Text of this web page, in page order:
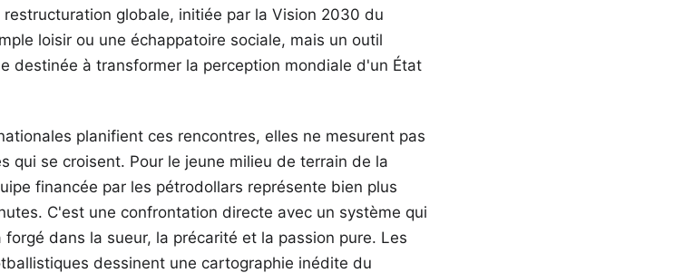
globale, initiée par la Vision 2030 du
loisir ou une échappatoire sociale, mais un outil
destinée à transformer la perception mondiale d'un État
planifient ces rencontres, elles ne mesurent pas
qui se croisent. Pour le jeune milieu de terrain de la
financée par les pétrodollars représente bien plus
C'est une confrontation directe avec un système qui
dans la sueur, la précarité et la passion pure. Les
dessinent une cartographie inédite du